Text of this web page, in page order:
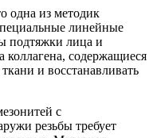
одна из методик
линейные
подтяжки лица и
содержащиеся
и восстанавливать
с
резьбы требует